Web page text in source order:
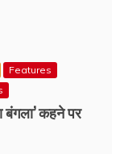
Features
बंगला’ कहने पर